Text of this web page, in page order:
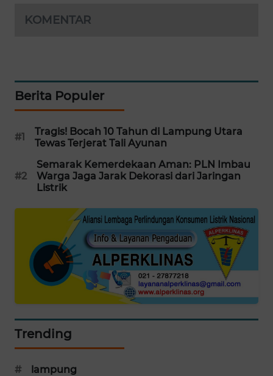
KOMENTAR
Berita Populer
#1
Tragis! Bocah 10 Tahun di Lampung Utara
Tewas Terjerat Tali Ayunan
#2
Semarak Kemerdekaan Aman: PLN Imbau
Warga Jaga Jarak Dekorasi dari Jaringan
Listrik
Trending
#
lampung
LAPAK
Network
KONSUMEN
LISTRIK
MASYARAKAT
KELISTRIKAN
MAWAKA
ID
NET
PLN
WATCH